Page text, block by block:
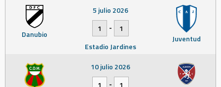
Danubio Juventud
5 julio 2026
1
-
1
Estadio Jardines
10 julio 2026
1
-
1